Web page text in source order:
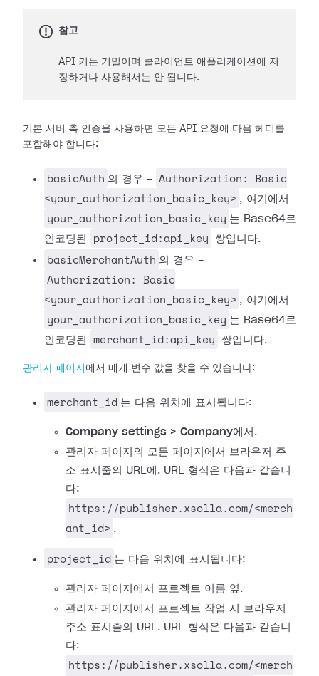
참고
API 키는 기밀이며 클라이언트 애플리케이션에 저
장하거나 사용해서는 안 됩니다.
기본 서버 측 인증을 사용하면 모든 API 요청에 다음 헤더를
포함해야 합니다:
basicAuth 의 경우 - Authorization: Basic
<your_authorization_basic_key> , 여기에서
your_authorization_basic_key 는 Base64로
인코딩된
project_id:api_key 쌍입니다.
basicMerchantAuth 의 경우 -
Authorization: Basic
<your_authorization_basic_key> , 여기에서
your_authorization_basic_key 는 Base64로
인코딩된
merchant_id:api_key 쌍입니다.
관리자 페이지 에서 매개 변수 값을 찾을 수 있습니다:
merchant_id 는 다음 위치에 표시됩니다:
Company settings > Company에서.
관리자 페이지의 모든 페이지에서 브라우저 주
소 표시줄의 URL에. URL 형식은 다음과 같습니
다:
https://publisher.xsolla.com/<merch
ant_id> .
project_id 는 다음 위치에 표시됩니다:
관리자 페이지에서 프로젝트 이름 옆.
관리자 페이지에서 프로젝트 작업 시 브라우저
주소 표시줄의 URL. URL 형식은 다음과 같습니
다:
https://publisher.xsolla.com/<merch